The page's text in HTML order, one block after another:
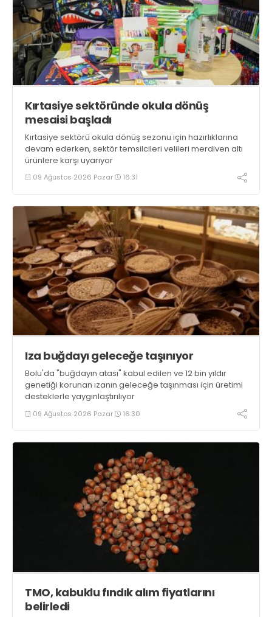
Kırtasiye sektöründe okula dönüş
mesaisi başladı
Kırtasiye sektörü okula dönüş sezonu için hazırlıklarına
devam ederken, sektör temsilcileri velileri merdiven altı
ürünlere karşı uyarıyor
09 Ağustos 2026 Pazar 16:31
Iza buğdayı geleceğe taşınıyor
Bolu'da "buğdayın atası" kabul edilen ve 12 bin yıldır
genetiği korunan ızanın geleceğe taşınması için üretimi
desteklerle yaygınlaştırılıyor
09 Ağustos 2026 Pazar 16:30
TMO, kabuklu fındık alım fiyatlarını
belirledi